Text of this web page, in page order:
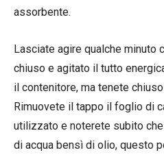
assorbente.
Lasciate agire qualche minuto
chiuso e agitato il tutto
il contenitore, ma tenete
Rimuovete il tappo il foglio di
utilizzato e noterete subito
di acqua bensì di olio, questo